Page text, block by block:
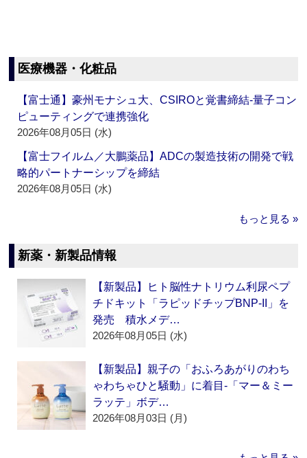
医療機器・化粧品
【富士通】豪州モナシュ大、CSIROと覚書締結‐量子コン
ピューティングで連携強化
2026年08月05日 (水)
【富士フイルム／大鵬薬品】ADCの製造技術の開発で戦
略的パートナーシップを締結
2026年08月05日 (水)
もっと見る »
新薬・新製品情報
【新製品】ヒト脳性ナトリウム利尿ペプ
チドキット「ラピッドチップBNP-II」を
発売 積水メデ…
2026年08月05日 (水)
【新製品】親子の「おふろあがりのわち
ゃわちゃひと騒動」に着目‐「マー＆ミー
ラッテ」ボデ…
2026年08月03日 (月)